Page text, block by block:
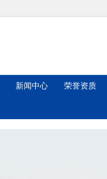
新闻中心 荣誉资质